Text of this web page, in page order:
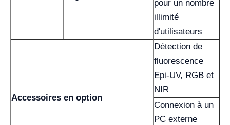
pour un nombre
illimité
d'utilisateurs
Accessoires en option
Détection de
fluorescence
Epi-UV, RGB et
NIR
Connexion à un
PC externe